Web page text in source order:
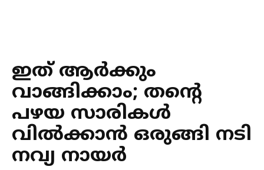
ഇത് ആര്‍ക്കും
വാങ്ങിക്കാം; തന്റെ
പഴയ സാരികള്‍
വില്‍ക്കാന്‍ ഒരുങ്ങി നടി
നവ്യ നായര്‍